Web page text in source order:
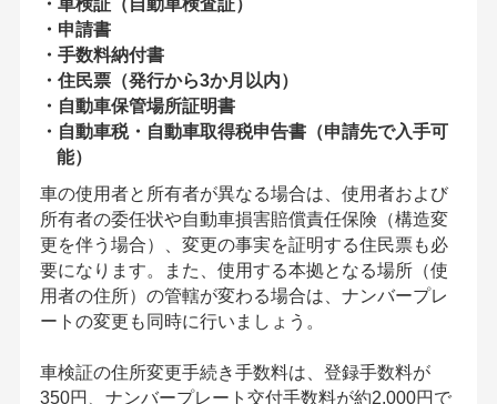
・申請書
・手数料納付書
・住民票（発行から3か月以内）
・自動車保管場所証明書
・自動車税・自動車取得税申告書（申請先で入手可
能）
車の使用者と所有者が異なる場合は、使用者および
所有者の委任状や自動車損害賠償責任保険（構造変
更を伴う場合）、変更の事実を証明する住民票も必
要になります。また、使用する本拠となる場所（使
用者の住所）の管轄が変わる場合は、ナンバープレ
ートの変更も同時に行いましょう。
車検証の住所変更手続き手数料は、登録手数料が
350円、ナンバープレート交付手数料が約2,000円で